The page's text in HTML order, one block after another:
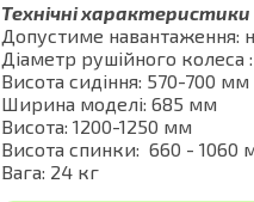
Технічні характеристики
Допустиме навантаження:
Діаметр рушійного колеса
Висота сидіння: 570-700 мм
Ширина моделі: 685 мм
Висота: 1200-1250 мм
Висота спинки: 660 - 1060
Вага: 24 кг